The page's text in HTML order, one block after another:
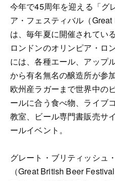
今年で45周年を迎える「グ
ア・フェスティバル（Great
は、毎年夏に開催されてい
ロンドンのオリンピア・ロ
には、各種エール、アップ
から有名無名の醸造所が参
欧州産ラガーまで世界中の
ールに合う食べ物、ライブ
教室、ビール専門書販売サ
ールイベント。
グレート・ブリティッシュ
（Great British Beer Festival